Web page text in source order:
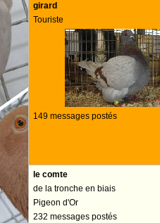
girard
Touriste
149 messages postés
le comte
de la tronche en biais
Pigeon d'Or
232 messages postés